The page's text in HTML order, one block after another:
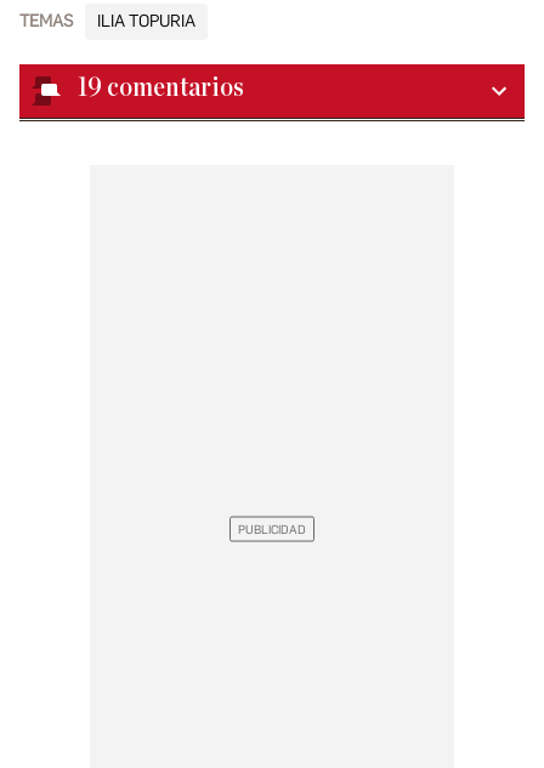
TEMAS ILIA TOPURIA
19 comentarios